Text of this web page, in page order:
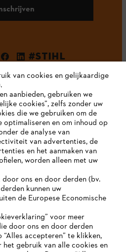
#STIHL
NIET
van cookies en gelijkaardige
aanbieden, gebruiken we
cookies”, zelfs zonder uw
die we gebruiken om de
en om inhoud op
de analyse van
van advertenties, de
en het aanmaken van
worden alleen met uw
ons en door derden (bv.
kunnen uw
de Europese Economische
voor meer
door ons en door derden
accepteren” te klikken,
gebruik van alle cookies en